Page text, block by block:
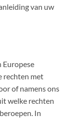
van uw
Europese
rechten met
of namens ons
welke rechten
In